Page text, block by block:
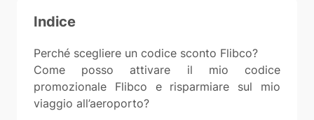
Indice
Perché scegliere un codice sconto Flibco?
Come posso attivare il mio codice
promozionale Flibco e risparmiare sul mio
viaggio all’aeroporto?